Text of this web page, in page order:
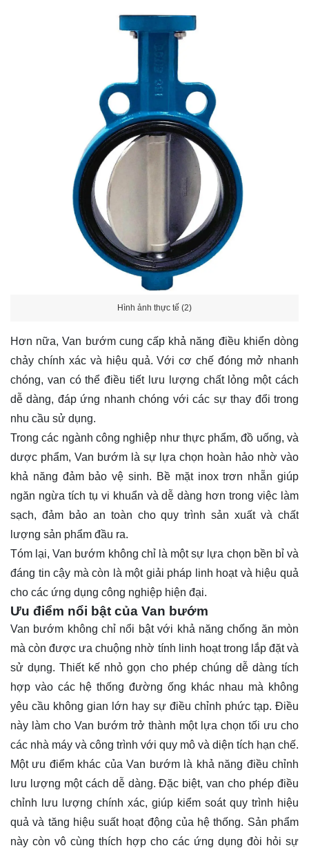
Hình ảnh thực tế (2)
Hơn nữa, Van bướm cung cấp khả năng điều khiển dòng
chảy chính xác và hiệu quả. Với cơ chế đóng mở nhanh
chóng, van có thể điều tiết lưu lượng chất lỏng một cách
dễ dàng, đáp ứng nhanh chóng với các sự thay đổi trong
nhu cầu sử dụng.
Trong các ngành công nghiệp như thực phẩm, đồ uống, và
dược phẩm, Van bướm là sự lựa chọn hoàn hảo nhờ vào
khả năng đảm bảo vệ sinh. Bề mặt inox trơn nhẵn giúp
ngăn ngừa tích tụ vi khuẩn và dễ dàng hơn trong việc làm
sạch, đảm bảo an toàn cho quy trình sản xuất và chất
lượng sản phẩm đầu ra.
Tóm lại, Van bướm không chỉ là một sự lựa chọn bền bỉ và
đáng tin cậy mà còn là một giải pháp linh hoạt và hiệu quả
cho các ứng dụng công nghiệp hiện đại.
Ưu điểm nổi bật của Van bướm
Van bướm không chỉ nổi bật với khả năng chống ăn mòn
mà còn được ưa chuộng nhờ tính linh hoạt trong lắp đặt và
sử dụng. Thiết kế nhỏ gọn cho phép chúng dễ dàng tích
hợp vào các hệ thống đường ống khác nhau mà không
yêu cầu không gian lớn hay sự điều chỉnh phức tạp. Điều
này làm cho Van bướm trở thành một lựa chọn tối ưu cho
các nhà máy và công trình với quy mô và diện tích hạn chế.
Một ưu điểm khác của Van bướm là khả năng điều chỉnh
lưu lượng một cách dễ dàng. Đặc biệt, van cho phép điều
chỉnh lưu lượng chính xác, giúp kiểm soát quy trình hiệu
quả và tăng hiệu suất hoạt động của hệ thống. Sản phẩm
này còn vô cùng thích hợp cho các ứng dụng đòi hỏi sự